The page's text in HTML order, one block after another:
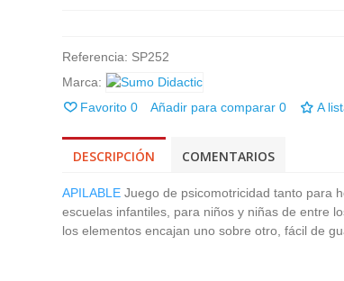
Referencia: SP252
Marca:
Favorito 0 Añadir para comparar 0 A
DESCRIPCIÓN COMENTARIOS
APILABLEJuego de psicomotricidad tanto para
escuelas infantiles, para niños y niñas de entre
los elementos encajan uno sobre otro, fácil de